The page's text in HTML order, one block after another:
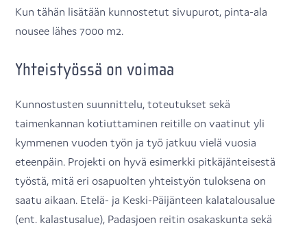
Kun tähän lisätään kunnostetut sivupurot, pinta-ala
nousee lähes 7000 m2.
Yhteistyössä on voimaa
Kunnostusten suunnittelu, toteutukset sekä
taimenkannan kotiuttaminen reitille on vaatinut yli
kymmenen vuoden työn ja työ jatkuu vielä vuosia
eteenpäin. Projekti on hyvä esimerkki pitkäjänteisestä
työstä, mitä eri osapuolten yhteistyön tuloksena on
saatu aikaan. Etelä- ja Keski-Päijänteen kalatalousalue
(ent. kalastusalue), Padasjoen reitin osakaskunta sekä